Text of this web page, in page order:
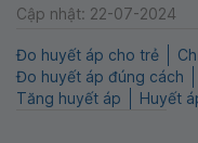
Cập nhật: 22-07-2024
Đo huyết áp cho trẻ
Đo huyết áp đúng cách
Tăng huyết áp
Huyết